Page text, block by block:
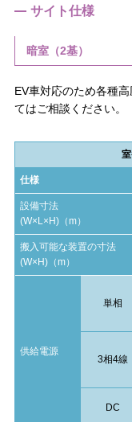
サイト仕様
暗室（2基）
EV車対応のため各種
てはご相談ください。
仕様
設備寸法
(W×L×H)（m）
搬入可能な装置の寸法
(W×H)（m）
供給電源
単相
3相4線
DC